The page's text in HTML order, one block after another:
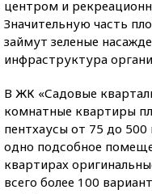
центром и
Значительную часть
займут зеленые
инфраструктура
В ЖК «Садовые
комнатные квартиры
пентхаусы от 75 до
одно подсобное
квартирах
всего более 100